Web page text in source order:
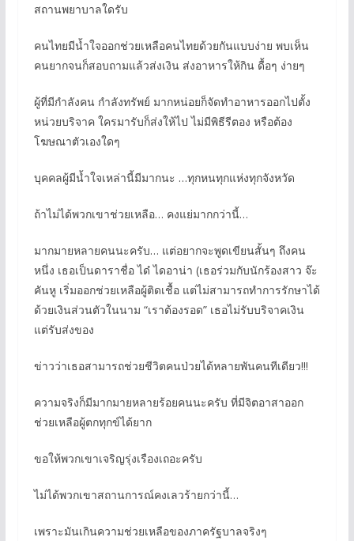
สถานพยาบาลใดรับ
คนไทยมีน้ำใจออกช่วยเหลือคนไทยด้วยกันแบบง่าย พบเห็น
คนยากจนก็สอบถามแล้วส่งเงิน ส่งอาหารให้กิน ดื้อๆ ง่ายๆ
ผู้ที่มีกำลังคน กำลังทรัพย์ มากหน่อยก็จัดทำอาหารออกไปตั้ง
หน่วยบริจาค ใครมารับก็ส่งให้ไป ไม่มีพิธีรีตอง หรือต้อง
โฆษณาตัวเองใดๆ
บุคคลผู้มีน้ำใจเหล่านี้มีมากนะ …ทุกหนทุกแห่งทุกจังหวัด
ถ้าไม่ได้พวกเขาช่วยเหลือ… คงแย่มากกว่านี้…
มากมายหลายคนนะครับ… แต่อยากจะพูดเขียนสั้นๆ ถึงคน
หนึ่ง เธอเป็นดาราชื่อ ได๋ ไดอาน่า (เธอร่วมกับนักร้องสาว จ๊ะ
คันหู เริ่มออกช่วยเหลือผู้ติดเชื้อ แต่ไม่สามารถทำการรักษาได้
ด้วยเงินส่วนตัวในนาม “เราต้องรอด” เธอไม่รับบริจาคเงิน
แต่รับส่งของ
ข่าวว่าเธอสามารถช่วยชีวิตคนป่วยได้หลายพันคนทีเดียว!!!
ความจริงก็มีมากมายหลายร้อยคนนะครับ ที่มีจิตอาสาออก
ช่วยเหลือผู้ตกทุกข์ได้ยาก
ขอให้พวกเขาเจริญรุ่งเรืองเถอะครับ
ไม่ได้พวกเขาสถานการณ์คงเลวร้ายกว่านี้…
เพราะมันเกินความช่วยเหลือของภาครัฐบาลจริงๆ